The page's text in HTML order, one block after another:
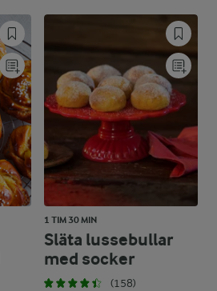
1 TIM 30 MIN
Släta lussebullar
med socker
(158)